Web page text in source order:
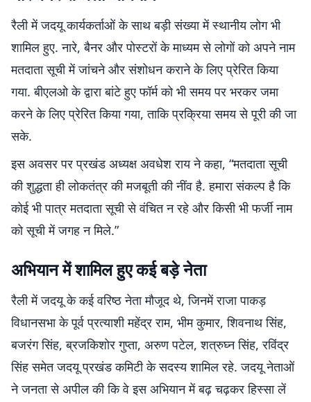
रैली में जदयू कार्यकर्ताओं के साथ बड़ी संख्या में स्थानीय लोग भी
शामिल हुए. नारे, बैनर और पोस्टरों के माध्यम से लोगों को अपने नाम
मतदाता सूची में जांचने और संशोधन कराने के लिए प्रेरित किया
गया. बीएलओ के द्वारा बांटे हुए फॉर्म को भी समय पर भरकर जमा
करने के लिए प्रेरित किया गया, ताकि प्रक्रिया समय से पूरी की जा
सके.
इस अवसर पर प्रखंड अध्यक्ष अवधेश राय ने कहा, “मतदाता सूची
की शुद्धता ही लोकतंत्र की मजबूती की नींव है. हमारा संकल्प है कि
कोई भी पात्र मतदाता सूची से वंचित न रहे और किसी भी फर्जी नाम
को सूची में जगह न मिले.”
अभियान में शामिल हुए कई बड़े नेता
रैली में जदयू के कई वरिष्ठ नेता मौजूद थे, जिनमें राजा पाकड़
विधानसभा के पूर्व प्रत्याशी महेंद्र राम, भीम कुमार, शिवनाथ सिंह,
बजरंग सिंह, ब्रजकिशोर गुप्ता, अरुण पटेल, शत्रुघ्न सिंह, रविंद्र
सिंह समेत जदयू प्रखंड कमिटी के सदस्य शामिल रहे. जदयू नेताओं
ने जनता से अपील की कि वे इस अभियान में बढ़ चढ़कर हिस्सा लें